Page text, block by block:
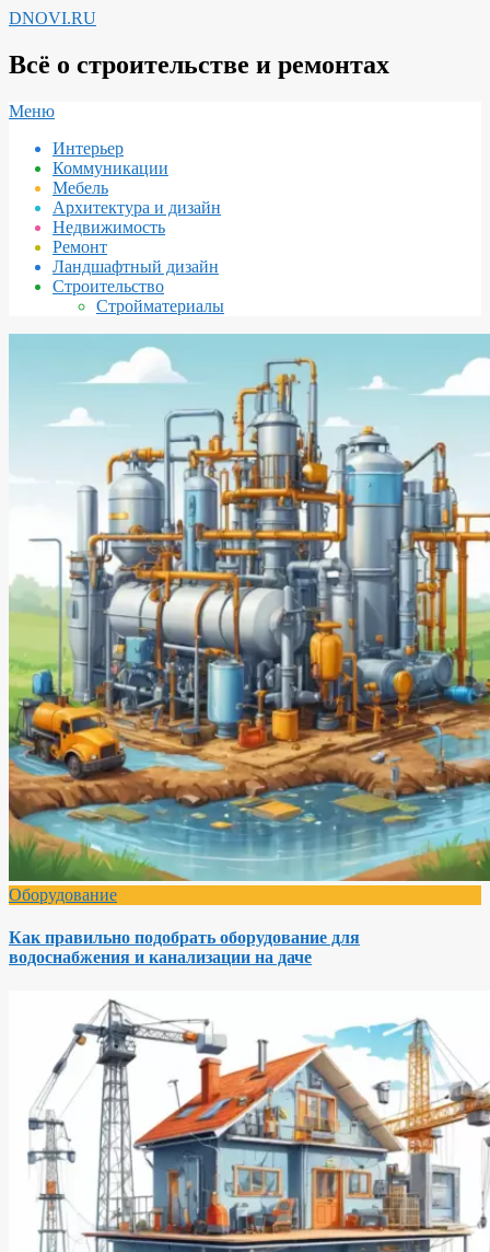
Перейти
содержимому
DNOVI.RU
Всё о строительстве и ремонтах
Вторичное
навигации
Меню
Интерьер
Коммуникации
Мебель
Архитектура и дизайн
Недвижимость
Ремонт
Ландшафтный дизайн
Строительство
Стройматериалы
Оборудование
Как правильно подобрать оборудование для
водоснабжения и канализации на даче